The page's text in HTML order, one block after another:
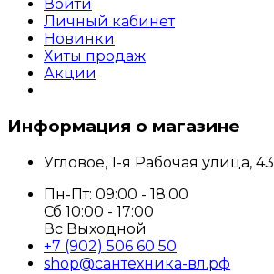
Войти
Личный кабинет
Новинки
Хиты продаж
Акции
Информация о магазине
Угловое, 1-я Рабочая улица, 43
Пн-Пт: 09:00 - 18:00
Сб 10:00 - 17:00
Вс Выходной
+7 (902) 506 60 50
shop@сантехника-вл.рф